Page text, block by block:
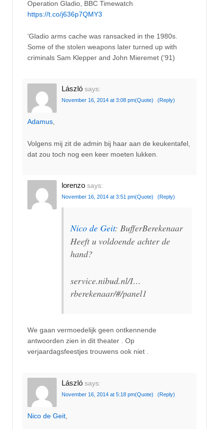
Operation Gladio, BBC Timewatch
https://t.co/j636p7QMY3
‘Gladio arms cache was ransacked in the 1980s.
Some of the stolen weapons later turned up with
criminals Sam Klepper and John Mieremet (’91)
László says:
November 16, 2014 at 3:08 pm(Quote) (Reply)
Adamus,
Volgens mij zit de admin bij haar aan de keukentafel,
dat zou toch nog een keer moeten lukken.
lorenzo says:
November 16, 2014 at 3:51 pm(Quote) (Reply)
Nico de Geit: BufferBerekenaar
Heeft u voldoende achter de
hand?
service.nibud.nl/I…
rberekenaar/#/panel1
We gaan vermoedelijk geen ontkennende
antwoorden zien in dit theater . Op
verjaardagsfeestjes trouwens ook niet .
László says:
November 16, 2014 at 5:18 pm(Quote) (Reply)
Nico de Geit